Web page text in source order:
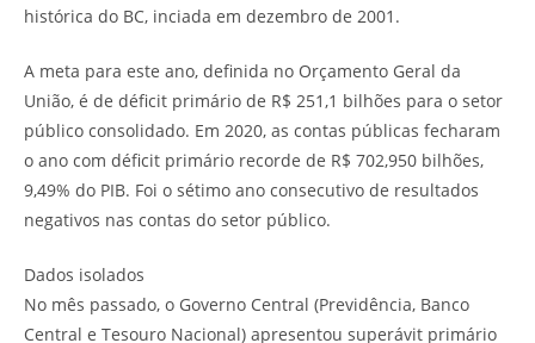
histórica do BC, inciada em dezembro de 2001.
A meta para este ano, definida no Orçamento Geral da
União, é de déficit primário de R$ 251,1 bilhões para o setor
público consolidado. Em 2020, as contas públicas fecharam
o ano com déficit primário recorde de R$ 702,950 bilhões,
9,49% do PIB. Foi o sétimo ano consecutivo de resultados
negativos nas contas do setor público.
Dados isolados
No mês passado, o Governo Central (Previdência, Banco
Central e Tesouro Nacional) apresentou superávit primário